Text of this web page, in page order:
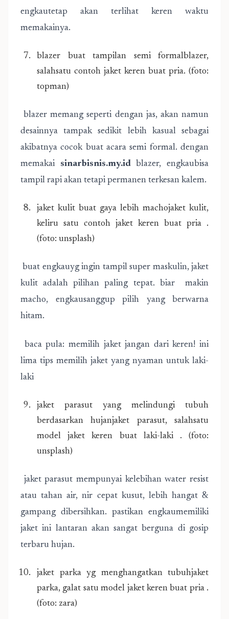
engkautetap akan terlihat keren waktu
memakainya.
blazer buat tampilan semi formalblazer,
salahsatu contoh jaket keren buat pria. (foto:
topman)
blazer memang seperti dengan jas, akan namun
desainnya tampak sedikit lebih kasual sebagai
akibatnya cocok buat acara semi formal. dengan
memakai sinarbisnis.my.idblazer, engkaubisa
tampil rapi akan tetapi permanen terkesan kalem.
jaket kulit buat gaya lebih machojaket kulit,
keliru satu contoh jaket keren buat pria .
(foto: unsplash)
buat engkauyg ingin tampil super maskulin, jaket
kulit adalah pilihan paling tepat. biar makin
macho, engkausanggup pilih yang berwarna
hitam.
baca pula: memilih jaket jangan dari keren! ini
lima tips memilih jaket yang nyaman untuk laki-
laki
jaket parasut yang melindungi tubuh
berdasarkan hujanjaket parasut, salahsatu
model jaket keren buat laki-laki . (foto:
unsplash)
jaket parasut mempunyai kelebihan water resist
atau tahan air, nir cepat kusut, lebih hangat &
gampang dibersihkan. pastikan engkaumemiliki
jaket ini lantaran akan sangat berguna di gosip
terbaru hujan.
jaket parka yg menghangatkan tubuhjaket
parka, galat satu model jaket keren buat pria .
(foto: zara)